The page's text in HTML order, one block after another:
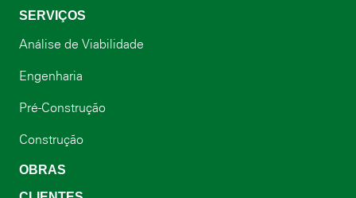
SERVIÇOS
Análise de Viabilidade
Engenharia
Pré-Construção
Construção
OBRAS